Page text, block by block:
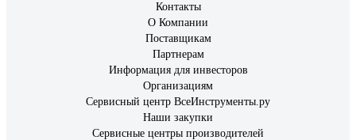
Контакты
О Компании
Поставщикам
Партнерам
Информация для инвесторов
Организациям
Сервисный центр ВсеИнструменты.ру
Наши закупки
Сервисные центры производителей